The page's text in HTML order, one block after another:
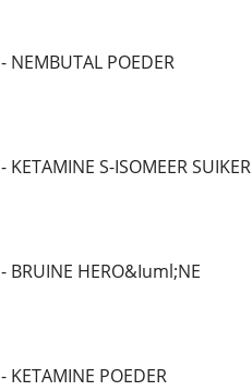
- NEMBUTAL POEDER
- KETAMINE S-ISOMEER SUIKER
- BRUINE HERO&Iuml;NE
- KETAMINE POEDER